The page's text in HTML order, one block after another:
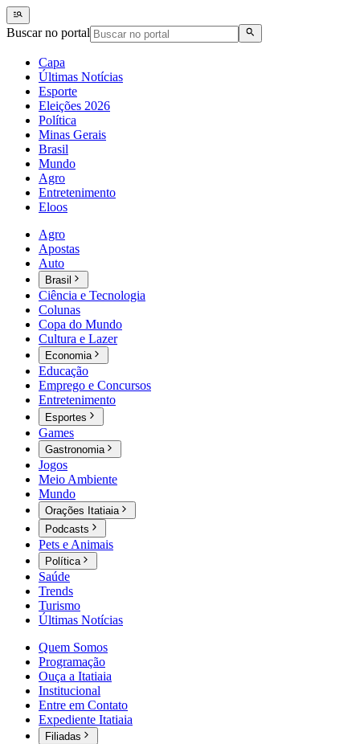
Buscar no portal
Capa
Últimas Notícias
Esporte
Eleições 2026
Política
Minas Gerais
Brasil
Mundo
Agro
Entretenimento
Eloos
Agro
Apostas
Auto
Brasil
Ciência e Tecnologia
Colunas
Copa do Mundo
Cultura e Lazer
Economia
Educação
Emprego e Concursos
Entretenimento
Esportes
Games
Gastronomia
Jogos
Meio Ambiente
Mundo
Orações Itatiaia
Podcasts
Pets e Animais
Política
Saúde
Trends
Turismo
Últimas Notícias
Quem Somos
Programação
Ouça a Itatiaia
Institucional
Entre em Contato
Expediente Itatiaia
Filiadas